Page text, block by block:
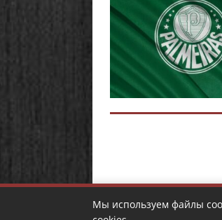
Мы используем файлы